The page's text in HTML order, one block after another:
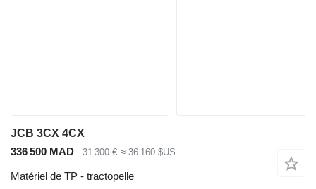
JCB 3CX 4CX
336 500 MAD
31 300 € ≈ 36 160 $US
Matériel de TP - tractopelle